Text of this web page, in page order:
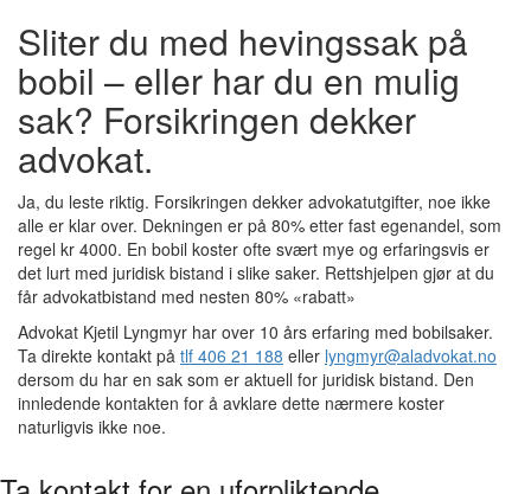
Sliter du med hevingssak på
bobil – eller har du en mulig
sak? Forsikringen dekker
advokat.
Ja, du leste riktig. Forsikringen dekker advokatutgifter, noe ikke
alle er klar over. Dekningen er på 80% etter fast egenandel, som
regel kr 4000. En bobil koster ofte svært mye og erfaringsvis er
det lurt med juridisk bistand i slike saker. Rettshjelpen gjør at du
får advokatbistand med nesten 80% «rabatt»
Advokat Kjetil Lyngmyr har over 10 års erfaring med bobilsaker.
Ta direkte kontakt på tlf 406 21 188 eller lyngmyr@aladvokat.no
dersom du har en sak som er aktuell for juridisk bistand. Den
innledende kontakten for å avklare dette nærmere koster
naturligvis ikke noe.